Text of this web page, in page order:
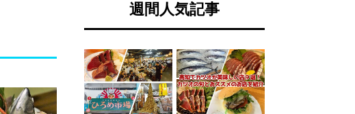
週間人気記事